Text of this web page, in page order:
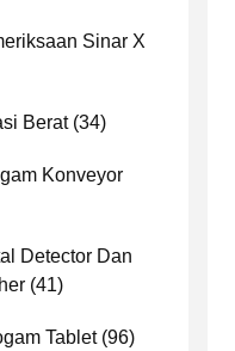
Sinar X
Berat(34)
Konveyor
Detector Dan
(41)
Tablet(96)